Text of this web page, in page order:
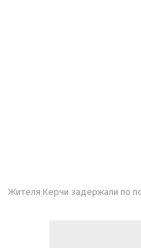
Жителя Керчи задержали по